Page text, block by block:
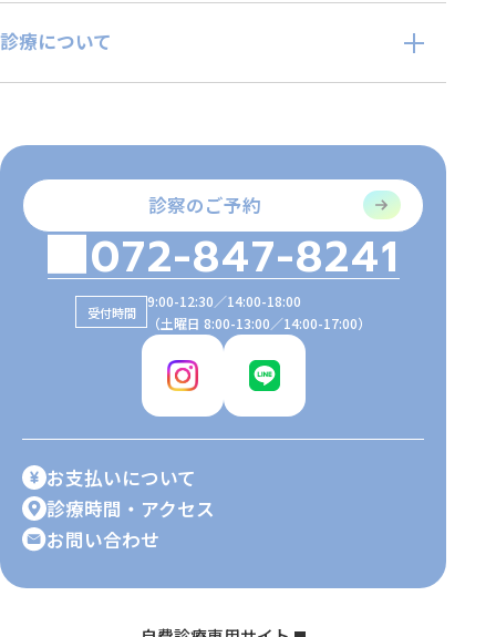
診療について
診察のご予約
072-847-8241
受付時間
9:00-12:30／14:00-18:00
（土曜日 8:00-13:00／14:00-17:00）
お支払いについて
診療時間・アクセス
お問い合わせ